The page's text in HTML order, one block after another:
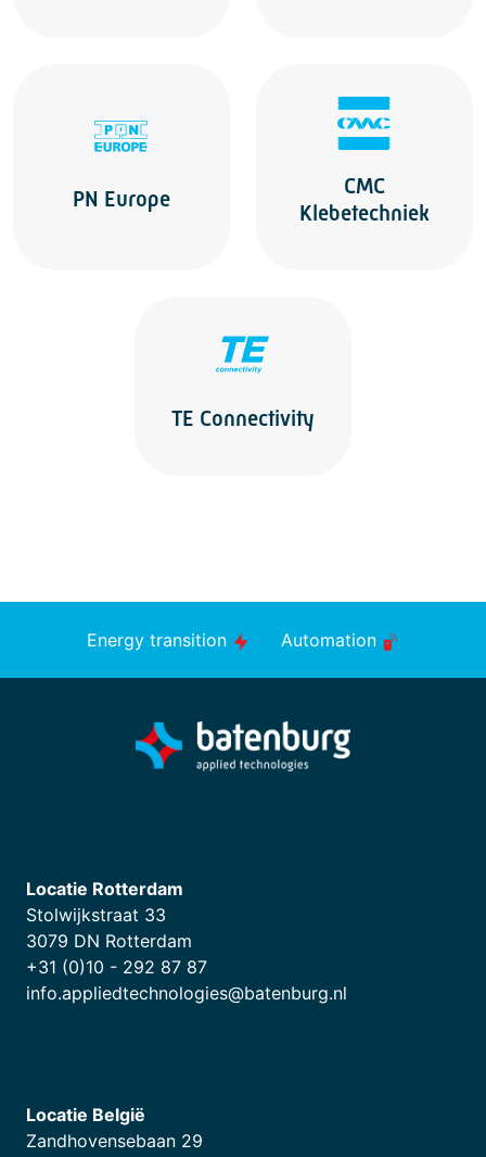
PN Europe
CMC
Klebetechniek
TE Connectivity
Energy transition Automation
Locatie Rotterdam
Stolwijkstraat 33
3079 DN Rotterdam
+31 (0)10 - 292 87 87
info.appliedtechnologies@batenburg.nl
Locatie België
Zandhovensebaan 29